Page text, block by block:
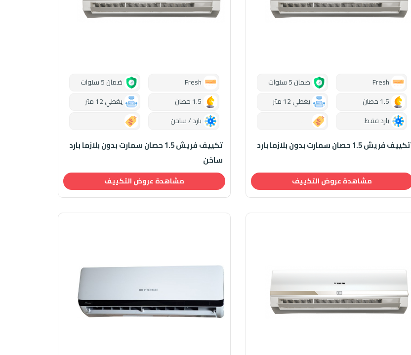
بارد فقط
ضمان 5 سنوات
يغطي 12 متر
تكييف فريش 1.5 حصان سمارت بدون بلازما بارد
مشاهدة عروض التكييف
بارد / ساخن
ضمان 5 سنوات
يغطي 12 متر
تكييف فريش 1.5 حصان سمارت بدون بلازما بارد
ساخن
مشاهدة عروض التكييف